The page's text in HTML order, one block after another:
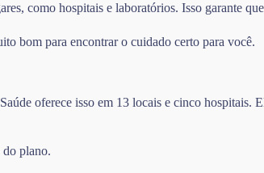
como hospitais e laboratórios. Isso garante
bom para encontrar o cuidado certo para você.
oferece isso em 13 locais e cinco hospitais.
do plano.